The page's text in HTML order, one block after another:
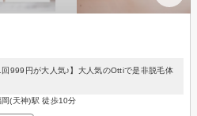
回999円が大人気♪】大人気のOttiで是非脱毛体
(天神)駅 徒歩10分